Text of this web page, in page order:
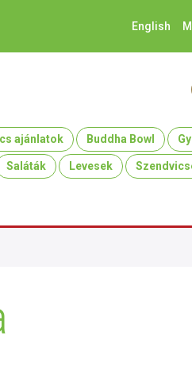
English
ajánlatok Buddha Bowl
Saláták Levesek